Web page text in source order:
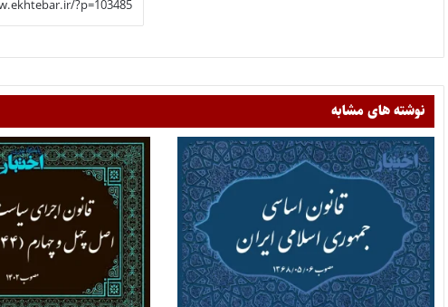
نوشته های مشابه